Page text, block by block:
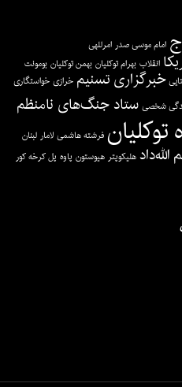
امام موسی صدر امرللهی
انقلاب بهرام توکلیان بهمن توکلیان بومونت
خبرگزاری تسنیم خرازی خواستگاری
شخصی ستاد جنگ‌های نامنظم
فرشته هاشمی لامار لبنان
الله‌داد هلیکوپتر هیوستون پاوه پل کرخه کور